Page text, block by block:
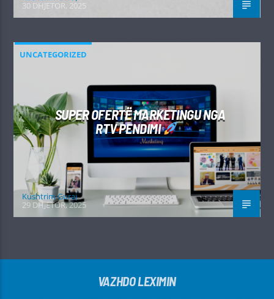
30 DHJETOR, 2025
UNCATEGORIZED
SUPER OFERTË MARKETINGU NGA
RTV PENDIMI
Kushtrim Guraj
29 DHJETOR, 2025
VAZHDO LEXIMIN